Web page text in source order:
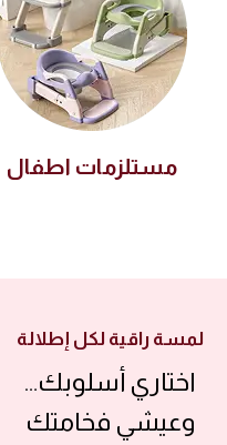
مستلزمات اطفال
لمسة راقية لكل إطلالة
اختاري أسلوبك…
وعيشي فخامتك